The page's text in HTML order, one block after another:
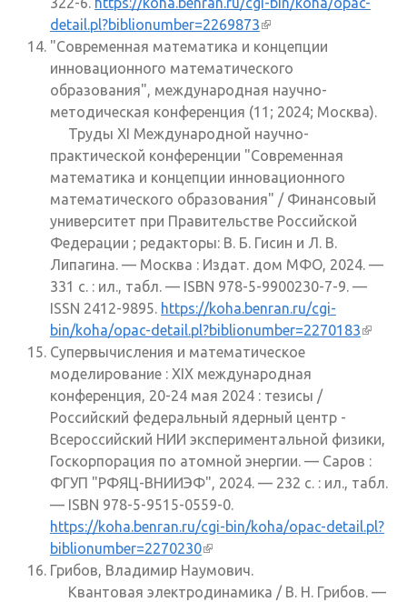
detail.pl?biblionumber=2269873(внешняя ссылка)
"Современная математика и концепции
инновационного математического
образования", международная научно-
методическая конференция (11; 2024; Москва).
Труды XI Международной научно-
практической конференции "Современная
математика и концепции инновационного
математического образования" / Финансовый
университет при Правительстве Российской
Федерации ; редакторы: В. Б. Гисин и Л. В.
Липагина. — Москва : Издат. дом МФО, 2024. —
331 с. : ил., табл. — ISBN 978-5-9900230-7-9. —
ISSN 2412-9895. https://koha.benran.ru/cgi-
bin/koha/opac-detail.pl?biblionumber=2270183
Супервычисления и математическое
моделирование : XIX международная
конференция, 20-24 мая 2024 : тезисы /
Российский федеральный ядерный центр -
Всероссийский НИИ экспериментальной физики,
Госкорпорация по атомной энергии. — Саров :
ФГУП "РФЯЦ-ВНИИЭФ", 2024. — 232 с. : ил., табл.
— ISBN 978-5-9515-0559-0.
https://koha.benran.ru/cgi-bin/koha/opac-detail.pl?
biblionumber=2270230(внешняя ссылка)
Грибов, Владимир Наумович.
Квантовая электродинамика / В. Н. Грибов. —